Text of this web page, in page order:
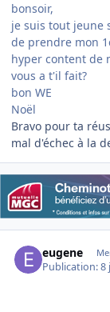
bonsoir,
je suis tout jeune
de prendre mon
hyper content de
vous a t'il fait?
bon WE
Noël
Bravo pour ta
mal d'échec à la
eugene
Publication:8